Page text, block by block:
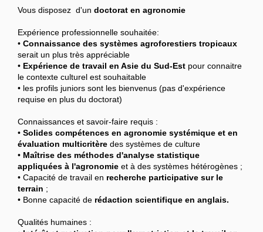
Vous disposez d'un doctorat en agronomie
Expérience professionnelle souhaitée:
• Connaissance des systèmes agroforestiers tropicaux
serait un plus très appréciable
• Expérience de travail en Asie du Sud-Est pour connaitre
le contexte culturel est souhaitable
• les profils juniors sont les bienvenus (pas d'expérience
requise en plus du doctorat)
Connaissances et savoir-faire requis :
• Solides compétences en agronomie systémique et en
évaluation multicritère des systèmes de culture
• Maîtrise des méthodes d'analyse statistique
appliquées à l'agronomie et à des systèmes hétérogènes ;
• Capacité de travail en recherche participative sur le
terrain ;
• Bonne capacité de rédaction scientifique en anglais.
Qualités humaines :